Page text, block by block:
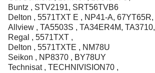
Buntz , STV2191, SRT56TVB6
Delton , 5571TXT E , NP41-A, 67YT65R,
Allview , TA5503S , TA34ER4M, TA3710,
Regal , 5571TXT ,
Delton , 5571TXTE , NM78U
Seikon , NP8370 , BY78UY
Technisat , TECHNIVISION70 ,